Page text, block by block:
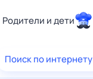
Родители и дети
Здоровье
Поиск по интернету